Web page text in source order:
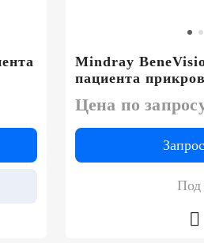
Mindray
пациента
Цена по
Под